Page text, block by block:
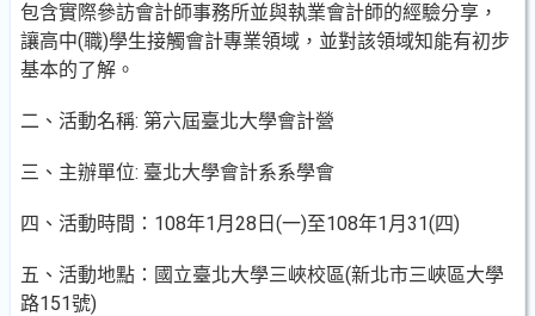
包含實際參訪會計師事務所並與執業會計師的經驗分享，
讓高中(職)學生接觸會計專業領域，並對該領域知能有初步
基本的了解。
二、活動名稱: 第六屆臺北大學會計營
三、主辦單位: 臺北大學會計系系學會
四、活動時間：108年1月28日(一)至108年1月31(四)
五、活動地點：國立臺北大學三峽校區(新北市三峽區大學
路151號)